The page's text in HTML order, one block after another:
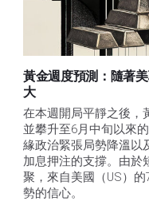
黃金週度預測：隨著
大
在本週開局平靜之後，
並攀升至6月中旬以來
緣政治緊張局勢降溫以
加息押注的支撐。由於
聚，來自美國（US）
勢的信心。